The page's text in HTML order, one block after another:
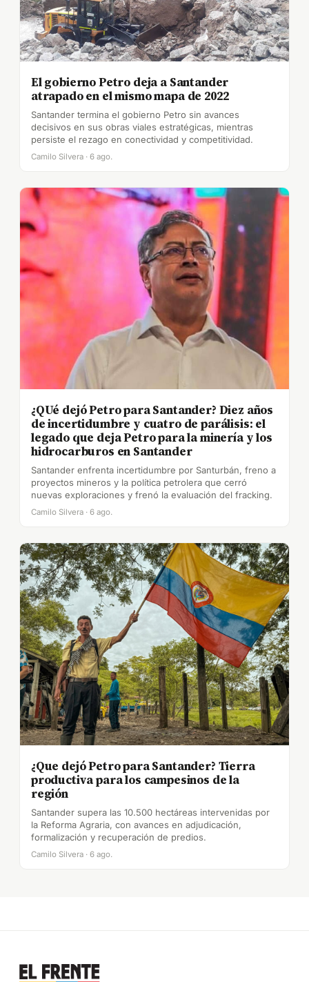
El gobierno Petro deja a Santander
atrapado en el mismo mapa de 2022
Santander termina el gobierno Petro sin avances
decisivos en sus obras viales estratégicas, mientras
persiste el rezago en conectividad y competitividad.
Camilo Silvera · 6 ago.
¿QUé dejó Petro para Santander? Diez años
de incertidumbre y cuatro de parálisis: el
legado que deja Petro para la minería y los
hidrocarburos en Santander
Santander enfrenta incertidumbre por Santurbán, freno a
proyectos mineros y la política petrolera que cerró
nuevas exploraciones y frenó la evaluación del fracking.
Camilo Silvera · 6 ago.
¿Que dejó Petro para Santander? Tierra
productiva para los campesinos de la
región
Santander supera las 10.500 hectáreas intervenidas por
la Reforma Agraria, con avances en adjudicación,
formalización y recuperación de predios.
Camilo Silvera · 6 ago.